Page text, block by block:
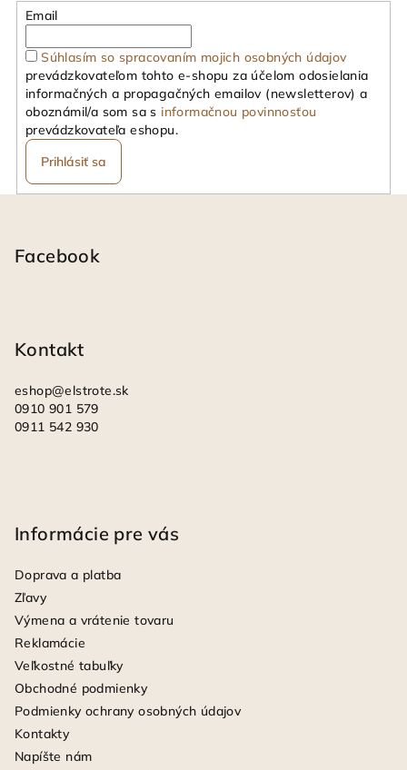
Email
Súhlasím so spracovaním mojich osobných údajov
prevádzkovateľom tohto e-shopu za účelom odosielania
informačných a propagačných emailov (newsletterov) a
oboznámil/a som sa s informačnou povinnosťou
prevádzkovateľa eshopu.
Prihlásiť sa
Facebook
Kontakt
eshop@elstrote.sk
0910 901 579
0911 542 930
Informácie pre vás
Doprava a platba
Zľavy
Výmena a vrátenie tovaru
Reklamácie
Veľkostné tabuľky
Obchodné podmienky
Podmienky ochrany osobných údajov
Kontakty
Napíšte nám